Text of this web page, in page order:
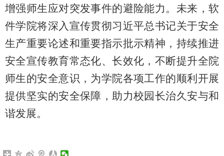
增强师生应对突发事件的避险能力 。 未来，软
件学院将深入宣传贯彻习近平总书记关于安全
生产重要论述和重要指示批示精神 ，持续推进
安全宣传教育常态化、长效化 ， 不断提升全院
师生的安全意识 ，为学院各项工作的顺利开展
提供坚实的安全保障，助力校园长治久安与和
谐发展。